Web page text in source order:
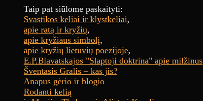
Taip pat siūlome paskaityti:
Svastikos keliai ir klystkeliai,
apie ratą ir kryžių,
apie kryžiaus simbolį,
apie kryžių lietuvių poezijoje,
E.P.Blavatskajos "Slaptoji doktrina" apie milžinus
Šventasis Gralis – kas jis?
Anapus gėrio ir blogio
Rodanti kelią